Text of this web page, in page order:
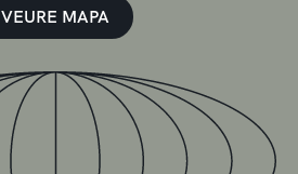
VEURE MAPA